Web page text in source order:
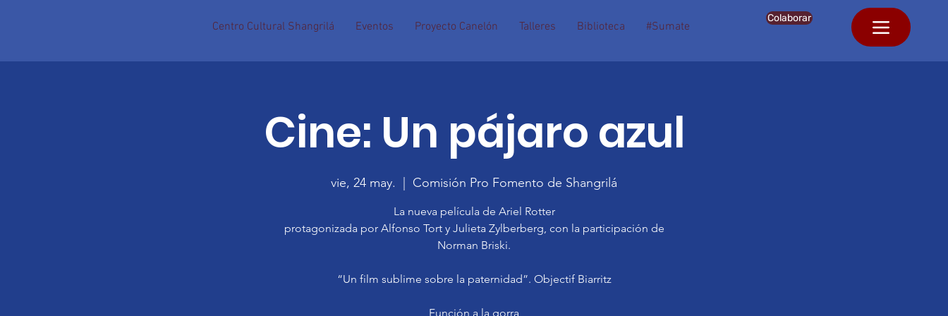
Centro Cultural Shangrilá Eventos Proyecto Canelón Talleres Biblioteca #Sumate
Colaborar
Cine: Un pájaro azul
vie, 24 may. Comisión Pro Fomento de Shangrilá
La nueva película de Ariel Rotter
protagonizada por Alfonso Tort y Julieta Zylberberg, con la participación de
Norman Briski.
“Un film sublime sobre la paternidad”. Objectif Biarritz
Función a la gorra